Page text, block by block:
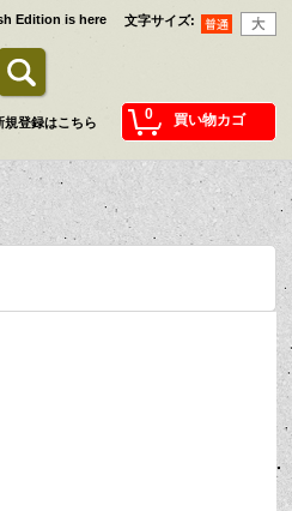
文字サイズ:
Edition is here
0 買い物カゴ
規登録はこちら